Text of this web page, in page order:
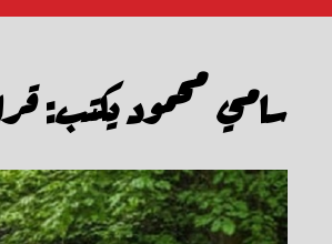
سامي محمود يكتب: